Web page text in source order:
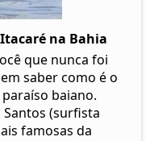
na Bahia
que nunca foi
saber como é o
baiano.
Santos (surfista
famosas da